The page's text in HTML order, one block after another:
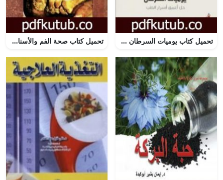
تحميل كتاب يوميات السرطان – حل أعمق أسرار الطب PDF تأليف جورج جونسون مجانا [كامل] تحميل كتاب صحة الفم والأسنان PDF تأليف عبد الله عبد الرزاق مسعود السعيد مجانا [كامل]